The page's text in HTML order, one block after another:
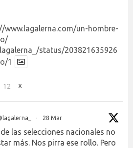
www.lagalerna.com/un-hombre-
status/203821635926
1
12 X
· 28 Mar
las selecciones nacionales no
más. Nos pirra ese rollo. Pero